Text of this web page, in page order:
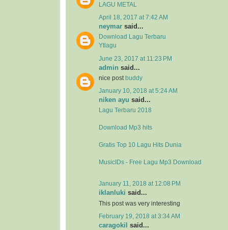
LAGU METAL
April 18, 2017 at 7:42 AM
neymar said...
Download Lagu Terbaru
Ytlagu
June 23, 2017 at 11:23 PM
admin said...
nice post buddy
January 10, 2018 at 5:24 AM
niken ayu said...
Lagu Terbaru 2018
Download Mp3 hits
Gratis Top 10 Lagu Hits Dunia
MusicIDs - Free Lagu Mp3 Download
January 11, 2018 at 12:08 PM
iklanluki said...
This post was very interesting
February 19, 2018 at 3:34 AM
caragokil said...